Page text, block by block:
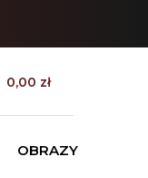
0,00 zł
OBRAZY